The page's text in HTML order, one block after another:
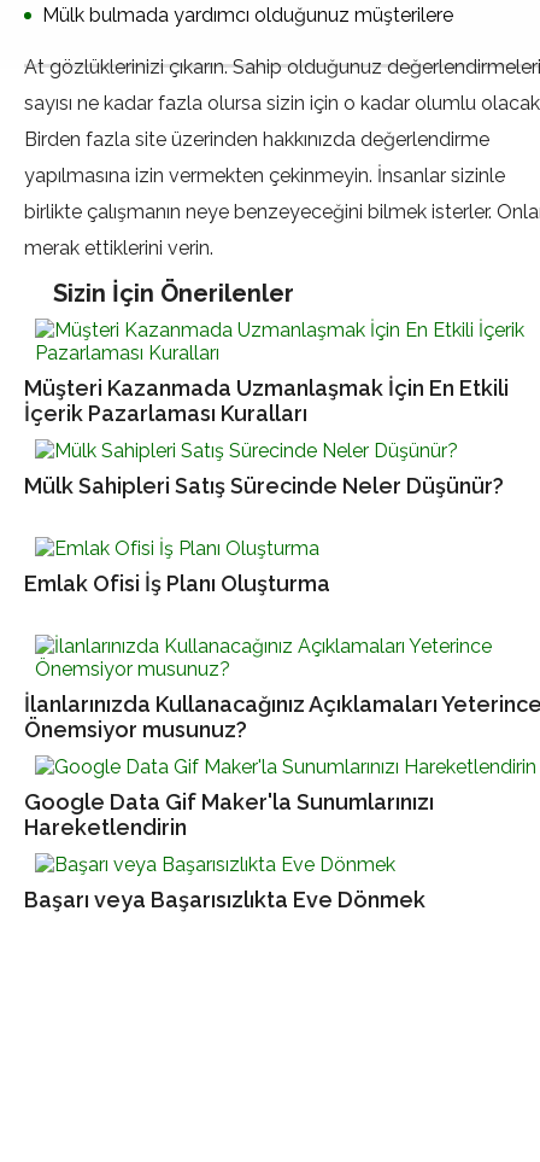
Mülk bulmada yardımcı olduğunuz müşterilere
At gözlüklerinizi çıkarın. Sahip olduğunuz
sayısı ne kadar fazla olursa sizin için o kadar olumlu
Birden fazla site üzerinden hakkınızda değerlendirme
yapılmasına izin vermekten çekinmeyin. İnsanlar sizinle
birlikte çalışmanın neye benzeyeceğini bilmek isterler.
merak ettiklerini verin.
Sizin İçin Önerilenler
Müşteri Kazanmada Uzmanlaşmak İçin En Etkili
İçerik Pazarlaması Kuralları
Mülk Sahipleri Satış Sürecinde Neler Düşünür?
Emlak Ofisi İş Planı Oluşturma
İlanlarınızda Kullanacağınız Açıklamaları
Önemsiyor musunuz?
Google Data Gif Maker'la Sunumlarınızı
Hareketlendirin
Başarı veya Başarısızlıkta Eve Dönmek